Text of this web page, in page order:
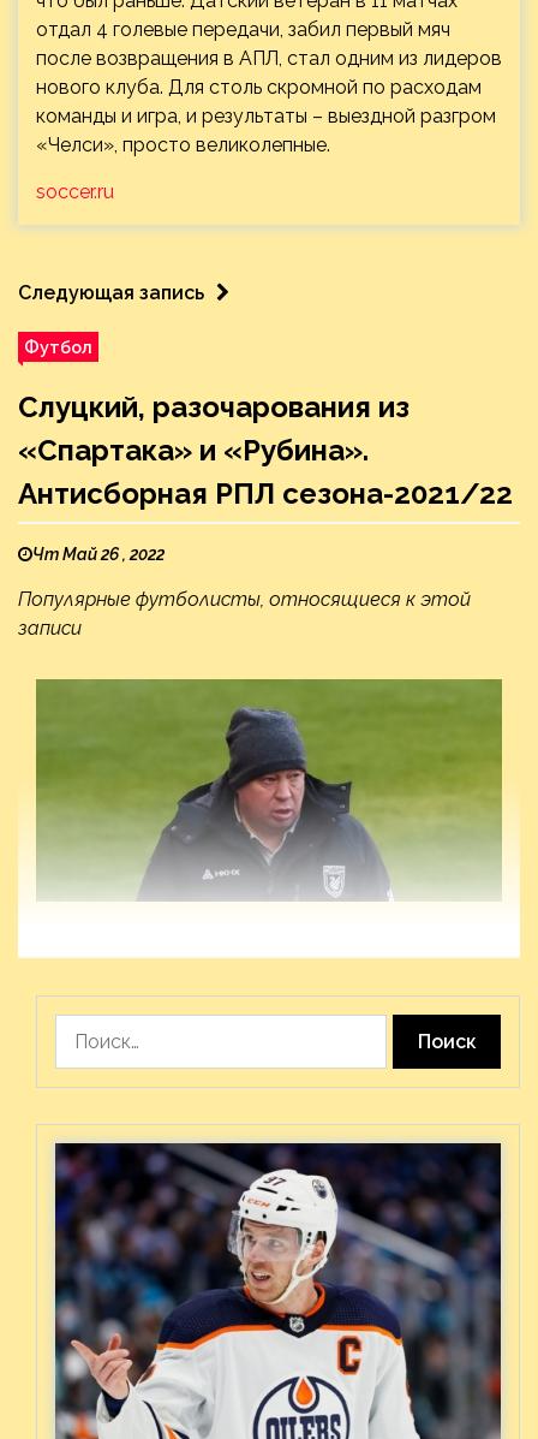
отдал 4 голевые передачи, забил первый мяч
после возвращения в АПЛ, стал одним из лидеров
нового клуба. Для столь скромной по расходам
команды и игра, и результаты – выездной разгром
«Челси», просто великолепные.
soccer.ru
Следующая запись
Футбол
Слуцкий, разочарования из
«Спартака» и «Рубина».
Антисборная РПЛ сезона-2021/22
Чт Май 26 , 2022
Популярные футболисты, относящиеся к этой
записи